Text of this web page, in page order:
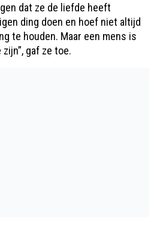
dat ze de liefde heeft
ding doen en hoef niet altijd
te houden. Maar een mens is
gaf ze toe.